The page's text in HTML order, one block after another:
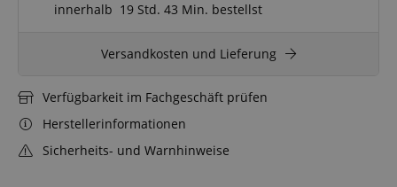
innerhalb 19 Std. 43 Min. bestellst
Versandkosten und Lieferung
Verfügbarkeit im Fachgeschäft prüfen
Herstellerinformationen
Sicherheits- und Warnhinweise